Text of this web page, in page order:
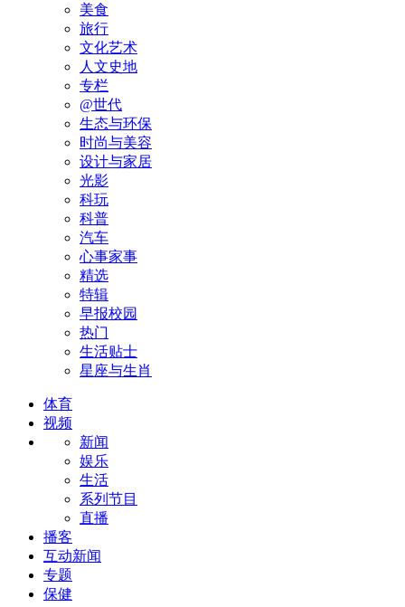
美食
旅行
文化艺术
人文史地
专栏
@世代
生态与环保
时尚与美容
设计与家居
光影
科玩
科普
汽车
心事家事
精选
特辑
早报校园
热门
生活贴士
星座与生肖
体育
视频
新闻
娱乐
生活
系列节目
直播
播客
互动新闻
专题
保健